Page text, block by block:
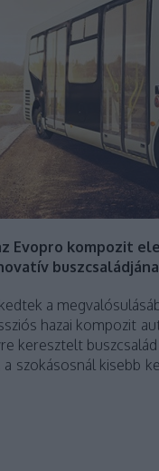
Evopro kompozit
a
hazai kompozit
keresztelt
szokásosnál kisebb